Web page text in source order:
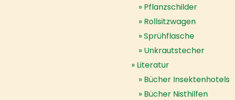
Pflanzschilder
Rollsitzwagen
Sprühflasche
Unkrautstecher
Literatur
Bücher Insektenhotels
Bücher Nisthilfen